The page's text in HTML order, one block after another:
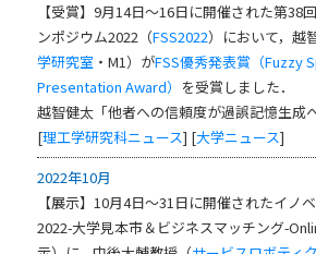
【受賞】9月14日～16日に開催された第38
ンポジウム2022（FSS2022）において，越
学研究室 ・M1）がFSS優秀発表賞（Fuzzy
Presentation Award） を受賞しました．
越智健太「他者への信頼度が過誤記憶生成
[理工学研究科ニュース] [大学ニュース]
2022年10月
【展示】10月4日～31日に開催されたイノ
2022-大学見本市＆ビジネスマッチング-